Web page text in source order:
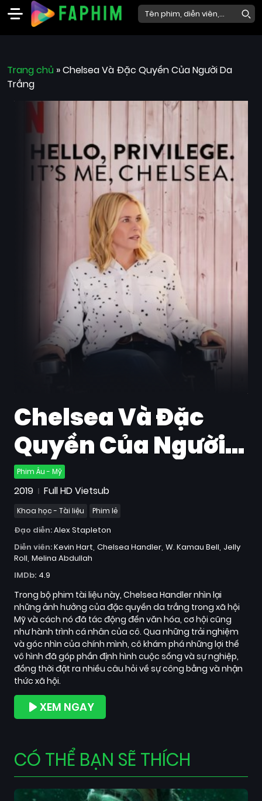
Phim
Mới
Phim
Phim
Phim
Trang chủ »Chelsea Và Đặc Quyền Của Người Da
Trắng
Chelsea Và Đặc
Quyền Của Người
Da Trắng
Phim Âu - Mỹ
2019 Full HD Vietsub
Khoa học - Tài liệu Phim lẻ
Đạo diễn:Alex Stapleton
Diễn viên:Kevin Hart Chelsea Handler W. Kamau Bell Jelly
Roll Melina Abdullah
IMDb: 4.9
Trong bộ phim tài liệu này, Chelsea Handler nhìn lại
những ảnh hưởng của đặc quyền da trắng trong xã hội
Mỹ và cách nó đã tác động đến văn hóa, cơ hội cũng
như hành trình cá nhân của cô. Qua những trải nghiệm
và góc nhìn của chính mình, cô khám phá những lợi thế
vô hình đã góp phần định hình cuộc sống và sự nghiệp,
đồng thời đặt ra nhiều câu hỏi về sự công bằng và nhận
thức xã hội.
XEM NGAY
CÓ THỂ BẠN SẼ THÍCH